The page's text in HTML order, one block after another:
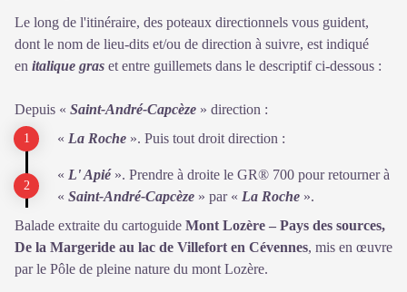
Le long de l'itinéraire, des poteaux directionnels vous guident,
dont le nom de lieu-dits et/ou de direction à suivre, est indiqué
en italique gras et entre guillemets dans le descriptif ci-dessous :
Depuis « Saint-André-Capcèze » direction :
« La Roche ». Puis tout droit direction :
« L' Apié». Prendre à droite le GR® 700 pour retourner à
« Saint-André-Capcèze » par « La Roche ».
Balade extraite du cartoguide Mont Lozère – Pays des sources,
De la Margeride au lac de Villefort en Cévennes, mis en œuvre
par le Pôle de pleine nature du mont Lozère.